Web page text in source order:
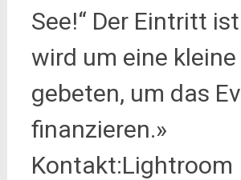
See!“ Der Eintritt
wird um eine kleine
gebeten, um das
finanzieren.»
Kontakt:Lightroom